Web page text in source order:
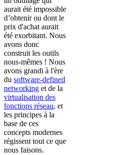
aurait été impossible
d’obtenir ou dont le
prix d'achat aurait
été exorbitant. Nous
avons donc
construit les outils
nous-mêmes ! Nous
avons grandi à l'ère
du software-defined
networking et de la
virtualisation des
fonctions réseau, et
les principes à la
base de ces
concepts modernes
régissent tout ce que
nous faisons.